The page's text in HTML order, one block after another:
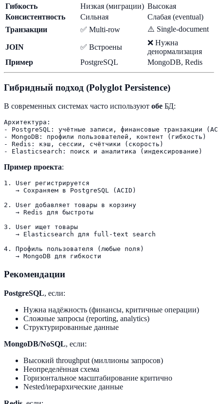
Гибкость
Низкая (миграции) Высокая
Консистентность
Сильная
Слабая (eventual)
Транзакции
✅ Multi-row ⚠️ Single-document
JOIN ✅ Встроены
❌ Нужна
денормализация
Пример
PostgreSQL MongoDB, Redis
Гибридный подход (Polyglot Persistence)
В современных системах часто используют обе БД:
Архитектура:
- PostgreSQL: учётные записи, финансовые транзакции
- MongoDB: профили пользователей, контент (гибкость)
- Redis: кэш, сессии, счётчики (скорость)
Пример проекта:
1. User регистрируется
   → Сохраняем в PostgreSQL (ACID)
2. User добавляет товары в корзину
   → Redis для быстроты
3. User ищет товары
   → Elasticsearch для full-text search
4. Профиль пользователя (любые поля)
Рекомендации
PostgreSQL, если:
Нужна надёжность (финансы, критичные операции)
Сложные запросы (reporting, analytics)
Структурированные данные
MongoDB/NoSQL, если:
Высокий throughput (миллионы запросов)
Неопределённая схема
Горизонтальное масштабирование критично
Nested/иерархические данные